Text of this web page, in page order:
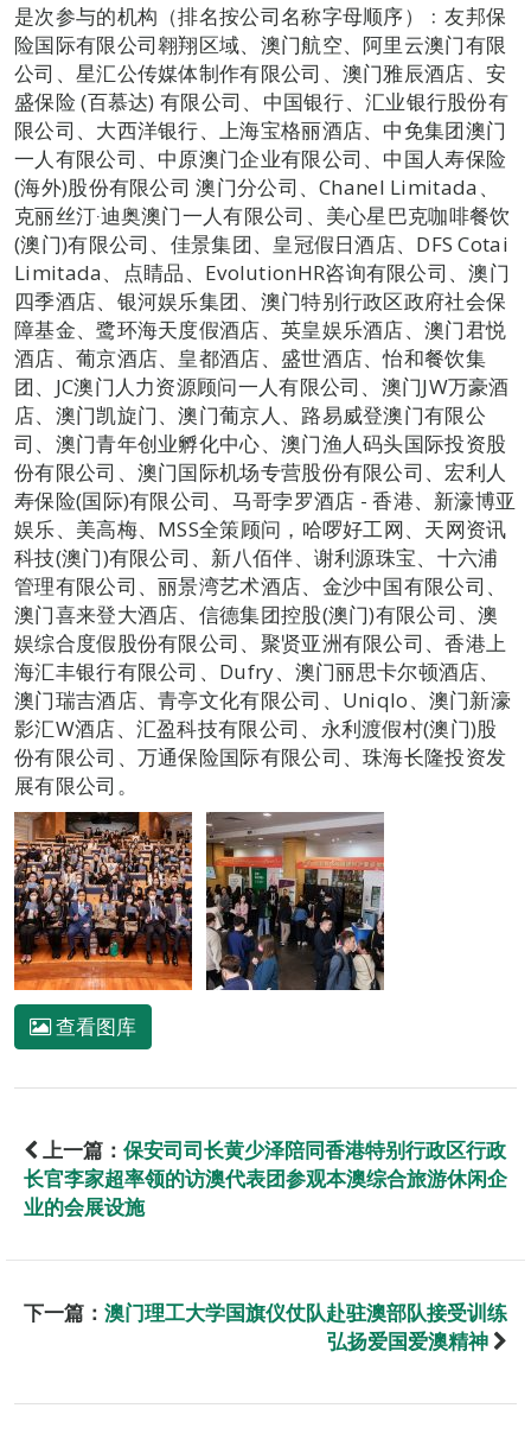
是次参与的机构（排名按公司名称字母顺序）﹕友邦保
险国际有限公司翱翔区域、澳门航空、阿里云澳门有限
公司、星汇公传媒体制作有限公司、澳门雅辰酒店、安
盛保险 (百慕达) 有限公司、中国银行、汇业银行股份有
限公司、大西洋银行、上海宝格丽酒店、中免集团澳门
一人有限公司、中原澳门企业有限公司、中国人寿保险
(海外)股份有限公司 澳门分公司、Chanel Limitada、
克丽丝汀‧迪奥澳门一人有限公司、美心星巴克咖啡餐饮
(澳门)有限公司、佳景集团、皇冠假日酒店、DFS Cotai
Limitada、点睛品、EvolutionHR咨询有限公司、澳门
四季酒店、银河娱乐集团、澳门特别行政区政府社会保
障基金、鹭环海天度假酒店、英皇娱乐酒店、澳门君悦
酒店、葡京酒店、皇都酒店、盛世酒店、怡和餐饮集
团、JC澳门人力资源顾问一人有限公司、澳门JW万豪酒
店、澳门凯旋门、澳门葡京人、路易威登澳门有限公
司、澳门青年创业孵化中心、澳门渔人码头国际投资股
份有限公司、澳门国际机场专营股份有限公司、宏利人
寿保险(国际)有限公司、马哥孛罗酒店 - 香港、新濠博亚
娱乐、美高梅、MSS全策顾问，哈啰好工网、天网资讯
科技(澳门)有限公司、新八佰伴、谢利源珠宝、十六浦
管理有限公司、丽景湾艺术酒店、金沙中国有限公司、
澳门喜来登大酒店、信德集团控股(澳门)有限公司、澳
娱综合度假股份有限公司、聚贤亚洲有限公司、香港上
海汇丰银行有限公司、Dufry、澳门丽思卡尔顿酒店、
澳门瑞吉酒店、青亭文化有限公司、Uniqlo、澳门新濠
影汇W酒店、汇盈科技有限公司、永利渡假村(澳门)股
份有限公司、万通保险国际有限公司、珠海长隆投资发
展有限公司。
查看图库
上一篇： 保安司司长黄少泽陪同香港特别行政区行政
长官李家超率领的访澳代表团参观本澳综合旅游休闲企
业的会展设施
下一篇： 澳门理工大学国旗仪仗队赴驻澳部队接受训练
弘扬爱国爱澳精神